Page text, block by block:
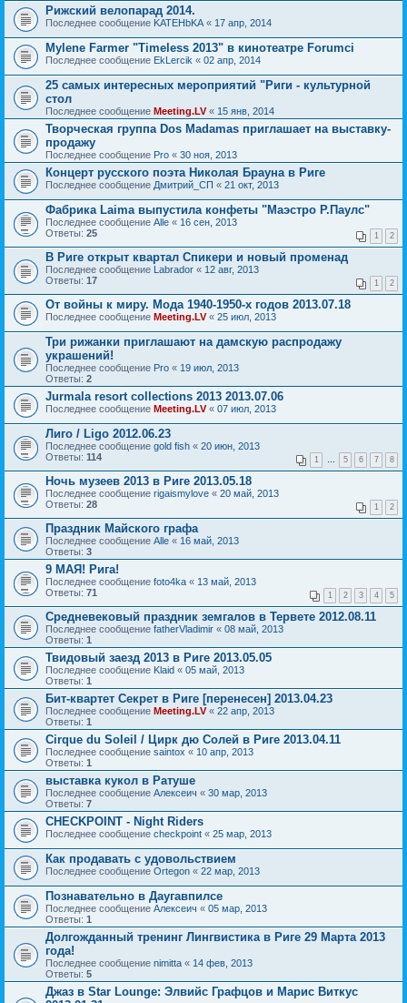
Рижский велопарад 2014.
Последнее сообщение KATEHbKA « 17 апр, 2014
Mylene Farmer "Timeless 2013" в кинотеатре Forumci
Последнее сообщение EkLercik « 02 апр, 2014
25 самых интересных мероприятий "Риги - культурной
стол
Последнее сообщение Meeting.LV« 15 янв, 2014
Творческая группа Dos Madamas приглашает на выставку-
продажу
Последнее сообщение Pro « 30 ноя, 2013
Концерт русского поэта Николая Брауна в Риге
Последнее сообщение Дмитрий_СП « 21 окт, 2013
Фабрика Laima выпустила конфеты "Маэстро Р.Паулс"
Последнее сообщение Alle « 16 сен, 2013
Ответы: 25 1 2
В Риге открыт квартал Спикери и новый променад
Последнее сообщение Labrador « 12 авг, 2013
Ответы: 17 1 2
От войны к миру. Мода 1940-1950-х годов 2013.07.18
Последнее сообщение Meeting.LV« 25 июл, 2013
Три рижанки приглашают на дамскую распродажу
украшений!
Последнее сообщение Pro « 19 июл, 2013
Ответы: 2
Jurmala resort collections 2013 2013.07.06
Последнее сообщение Meeting.LV« 07 июл, 2013
Лиго / Ligo 2012.06.23
Последнее сообщение gold fish « 20 июн, 2013
Ответы: 114 1 5 6 7 8
Ночь музеев 2013 в Риге 2013.05.18
Последнее сообщение rigaismylove « 20 май, 2013
Ответы: 28 1 2
Праздник Майского графа
Последнее сообщение Alle « 16 май, 2013
Ответы: 3
9 МАЯ! Рига!
Последнее сообщение foto4ka « 13 май, 2013
Ответы: 71 1 2 3 4 5
Средневековый праздник земгалов в Тервете 2012.08.11
Последнее сообщение fatherVladimir « 08 май, 2013
Ответы: 1
Твидовый заезд 2013 в Риге 2013.05.05
Последнее сообщение Klaid « 05 май, 2013
Ответы: 1
Бит-квартет Секрет в Риге [перенесен] 2013.04.23
Последнее сообщение Meeting.LV« 22 апр, 2013
Ответы: 1
Cirque du Soleil / Цирк дю Солей в Риге 2013.04.11
Последнее сообщение saintox « 10 апр, 2013
Ответы: 1
выставка кукол в Ратуше
Последнее сообщение Алексеич « 30 мар, 2013
Ответы: 7
CHECKPOINT - Night Riders
Последнее сообщение checkpoint « 25 мар, 2013
Как продавать с удовольствием
Последнее сообщение Ortegon « 22 мар, 2013
Познавательно в Даугавпилсе
Последнее сообщение Алексеич « 05 мар, 2013
Ответы: 1
Долгожданный тренинг Лингвистика в Риге 29 Марта 2013
года!
Последнее сообщение nimitta « 14 фев, 2013
Ответы: 5
Джаз в Star Lounge: Элвийс Графцов и Марис Виткус